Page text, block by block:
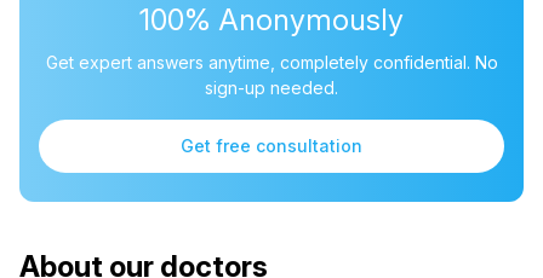
100% Anonymously
Get expert answers anytime, completely confidential. No
sign-up needed.
Get free consultation
About our doctors